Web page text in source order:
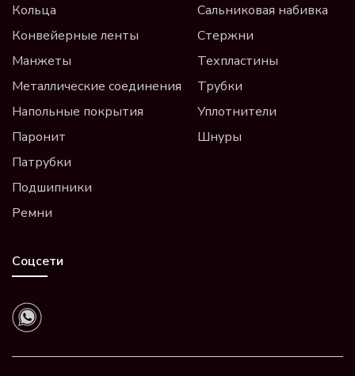
Кольца
Конвейерные ленты
Манжеты
Металлические соединения
Напольные покрытия
Паронит
Патрубки
Подшипники
Ремни
Сальниковая набивка
Стержни
Техпластины
Трубки
Уплотнители
Шнуры
Соцсети